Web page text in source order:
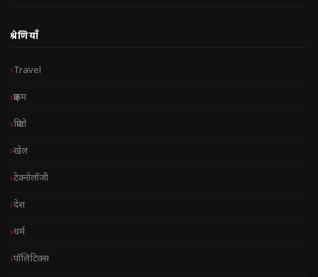
श्रेणियाँ
Travel
क्राइम
क्रिप्टो
खेल
टेक्नोलॉजी
देश
धर्म
पॉलिटिक्स